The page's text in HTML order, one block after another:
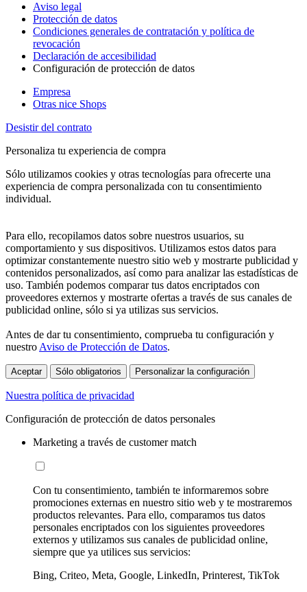
Aviso legal
Protección de datos
Condiciones generales de contratación y política de
revocación
Declaración de accesibilidad
Configuración de protección de datos
Empresa
Otras nice Shops
Desistir del contrato
Personaliza tu experiencia de compra
Sólo utilizamos cookies y otras tecnologías para ofrecerte una
experiencia de compra personalizada con tu consentimiento
individual.
Para ello, recopilamos datos sobre nuestros usuarios, su
comportamiento y sus dispositivos. Utilizamos estos datos para
optimizar constantemente nuestro sitio web y mostrarte publicidad y
contenidos personalizados, así como para analizar las estadísticas de
uso. También podemos comparar tus datos encriptados con
proveedores externos y mostrarte ofertas a través de sus canales de
publicidad online, sólo si ya utilizas sus servicios.
Antes de dar tu consentimiento, comprueba tu configuración y
nuestroAviso de Protección de Datos.
Aceptar Sólo obligatorios Personalizar la configuración
Nuestra política de privacidad
Configuración de protección de datos personales
Marketing a través de customer match
Con tu consentimiento, también te informaremos sobre
promociones externas en nuestro sitio web y te mostraremos
productos relevantes. Para ello, comparamos tus datos
personales encriptados con los siguientes proveedores
externos y utilizamos sus canales de publicidad online,
siempre que ya utilices sus servicios:
Bing, Criteo, Meta, Google, LinkedIn, Printerest, TikTok